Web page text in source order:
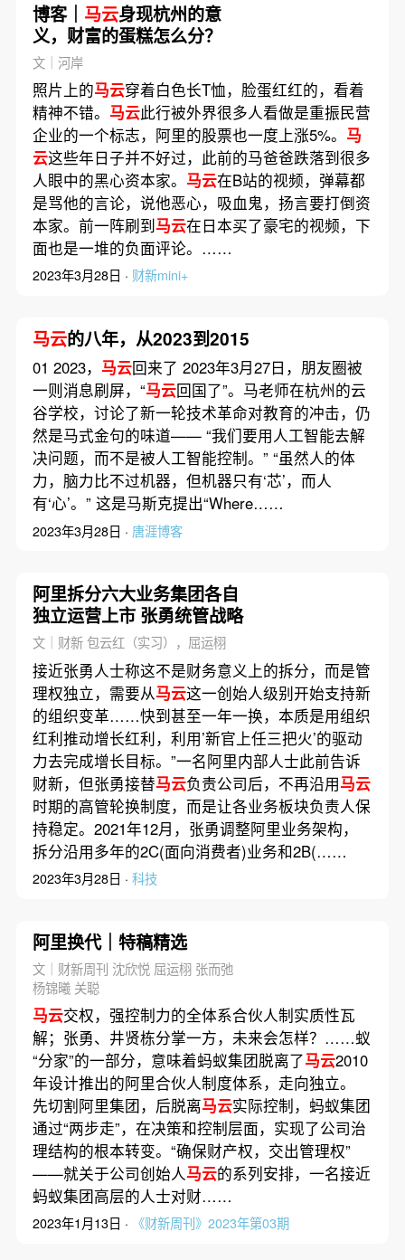
博客｜ 马云身现杭州的意
义，财富的蛋糕怎么分？
文｜河岸
照片上的马云穿着白色长T恤，脸蛋红红的，看着
精神不错。 马云此行被外界很多人看做是重振民营
企业的一个标志，阿里的股票也一度上涨5%。 马
云这些年日子并不好过，此前的马爸爸跌落到很多
人眼中的黑心资本家。 马云在B站的视频，弹幕都
是骂他的言论，说他恶心，吸血鬼，扬言要打倒资
本家。前一阵刷到马云在日本买了豪宅的视频，下
面也是一堆的负面评论。……
2023年3月28日 · 财新mini+
马云的八年，从2023到2015
01 2023， 马云回来了 2023年3月27日，朋友圈被
一则消息刷屏，“马云回国了”。马老师在杭州的云
谷学校，讨论了新一轮技术革命对教育的冲击，仍
然是马式金句的味道—— “我们要用人工智能去解
决问题，而不是被人工智能控制。” “虽然人的体
力，脑力比不过机器，但机器只有‘芯’，而人
有‘心’。” 这是马斯克提出“Where……
2023年3月28日 · 唐涯博客
阿里拆分六大业务集团各自
独立运营上市 张勇统管战略
文｜财新 包云红（实习），屈运栩
接近张勇人士称这不是财务意义上的拆分，而是管
理权独立，需要从马云这一创始人级别开始支持新
的组织变革……快到甚至一年一换，本质是用组织
红利推动增长红利，利用’新官上任三把火’的驱动
力去完成增长目标。”一名阿里内部人士此前告诉
财新，但张勇接替马云负责公司后，不再沿用马云
时期的高管轮换制度，而是让各业务板块负责人保
持稳定。2021年12月，张勇调整阿里业务架构，
拆分沿用多年的2C(面向消费者)业务和2B(……
2023年3月28日 · 科技
阿里换代｜特稿精选
文｜财新周刊 沈欣悦 屈运栩 张而弛
杨锦曦 关聪
马云交权，强控制力的全体系合伙人制实质性瓦
解；张勇、井贤栋分掌一方，未来会怎样？……蚁
“分家”的一部分，意味着蚂蚁集团脱离了马云2010
年设计推出的阿里合伙人制度体系，走向独立。
先切割阿里集团，后脱离马云实际控制，蚂蚁集团
通过“两步走”，在决策和控制层面，实现了公司治
理结构的根本转变。“确保财产权，交出管理权”
——就关于公司创始人马云的系列安排，一名接近
蚂蚁集团高层的人士对财……
2023年1月13日 · 《财新周刊》2023年第03期